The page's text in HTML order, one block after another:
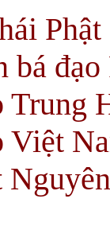
bá
Trung
Việt